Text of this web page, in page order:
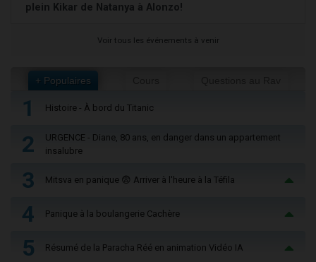
plein Kikar de Natanya à Alonzo!
Voir tous les événements à venir
+ Populaires
1 Histoire - À bord du Titanic
2
URGENCE - Diane, 80 ans, en danger dans un appartement
insalubre
3 Mitsva en panique 😨 Arriver à l'heure à la Téfila
4 Panique à la boulangerie Cachère
5 Résumé de la Paracha Réé en animation Vidéo IA